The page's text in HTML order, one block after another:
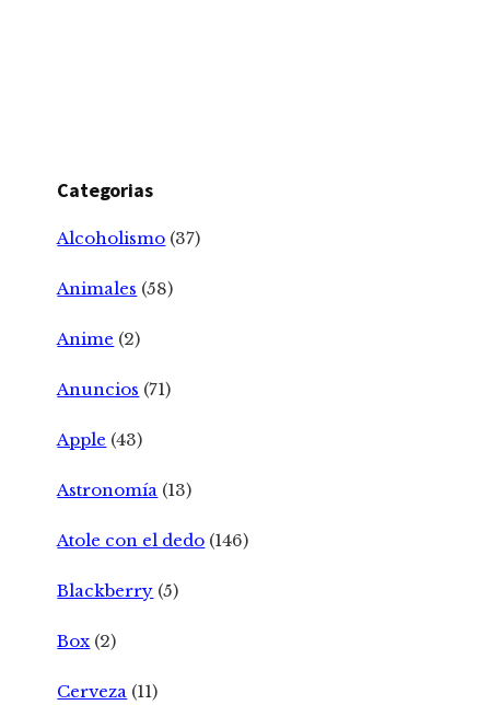
Categorias
Alcoholismo (37)
Animales (58)
Anime (2)
Anuncios (71)
Apple (43)
Astronomía (13)
Atole con el dedo (146)
Blackberry (5)
Box (2)
Cerveza (11)